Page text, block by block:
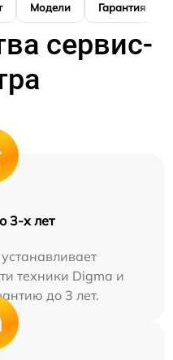
Модели Гарантия
сервис-
3-х лет
техники Digma и
до 3 лет.